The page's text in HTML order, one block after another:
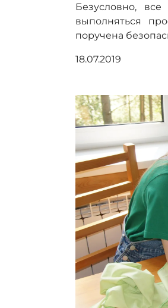
Безусловно,
выполняться
поручена
18.07.2019